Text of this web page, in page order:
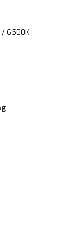
/ 6500K